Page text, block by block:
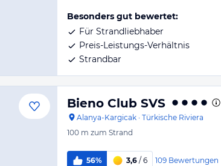
Besonders gut bewertet:
Für Strandliebhaber
Preis-Leistungs-Verhältnis
Strandbar
Bieno Club SVS
Alanya-Kargicak · Türkische Riviera
100 m zum Strand
56% 3,6 / 6 109 Bewertungen